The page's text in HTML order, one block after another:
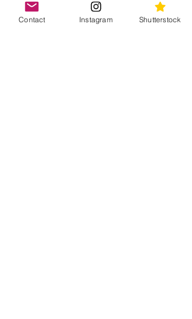
Contact Instagram Shutterstock